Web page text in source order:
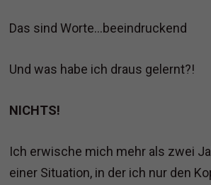
Das sind Worte…beeindruckend
Und was habe ich draus gelernt?!
NICHTS!
Ich erwische mich mehr als zwei
einer Situation, in der ich nur den